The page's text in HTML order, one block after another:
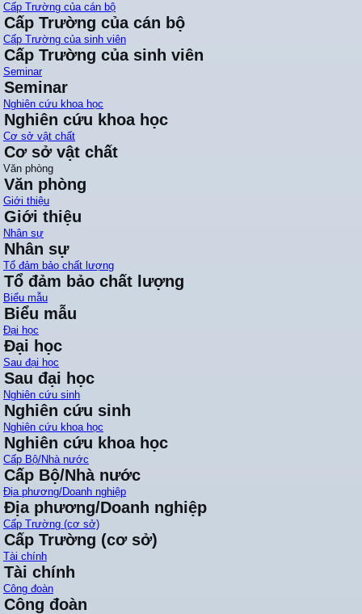
Cấp Trường của cán bộ
Cấp Trường của cán bộ
Cấp Trường của sinh viên
Cấp Trường của sinh viên
Seminar
Seminar
Nghiên cứu khoa học
Nghiên cứu khoa học
Cơ sở vật chất
Cơ sở vật chất
Văn phòng
Văn phòng
Giới thiệu
Giới thiệu
Nhân sự
Nhân sự
Tổ đảm bảo chất lượng
Tổ đảm bảo chất lượng
Biểu mẫu
Biểu mẫu
Đại học
Đại học
Sau đại học
Sau đại học
Nghiên cứu sinh
Nghiên cứu sinh
Nghiên cứu khoa học
Nghiên cứu khoa học
Cấp Bộ/Nhà nước
Cấp Bộ/Nhà nước
Địa phương/Doanh nghiệp
Địa phương/Doanh nghiệp
Cấp Trường (cơ sở)
Cấp Trường (cơ sở)
Tài chính
Tài chính
Công đoàn
Công đoàn